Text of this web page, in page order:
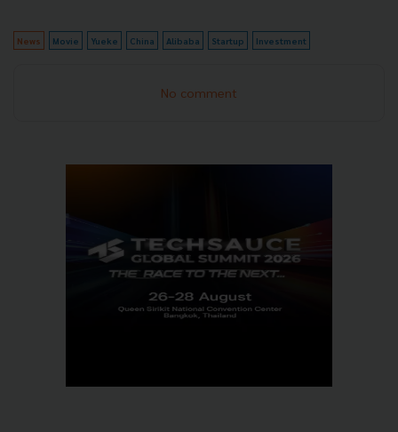
News Movie Yueke China Alibaba Startup Investment
No comment